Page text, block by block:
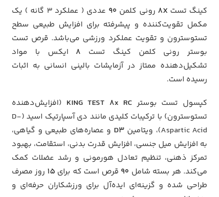
کینگ تست8X رونی کلمن 90
عددی ( عملکرد 3 گانه ) یک
مکمل تقویت‌کننده و پیشرفته برای افزایش طبیعی سطح
تستوسترون و تقویت عملکرد ورزشی می‌باشد. قرص تست
بوستر رونی کلمن کینگ تست 8
ایکس با مواد
تشکیل‌دهنده ممتاز در آزمایشات بالینی انسانی به اثبات
رسیده است.
کپسول تست بوستر KING TEST 8x RC (افزایش‌دهنده
تستوسترون) با ترکیبات کلیدی مانند دی آسپارتیک اسید (D-
Aspartic Acid)، ویتامین
D3 و عصاره‌های طبیعی و گیاهی،
به افزایش میل جنسی، افزایش قدرت بدنی، استقامت، بهبود
تمرکز ذهنی، تنظیم تعادل هورمونی و رشد عضلات کمک
می‌کند. هر بسته شامل 90 قرص است که برای 15 روز مصرف
طراحی شده و گزینه‌ای ایده‌آل برای ورزشکاران حرفه‌ای و